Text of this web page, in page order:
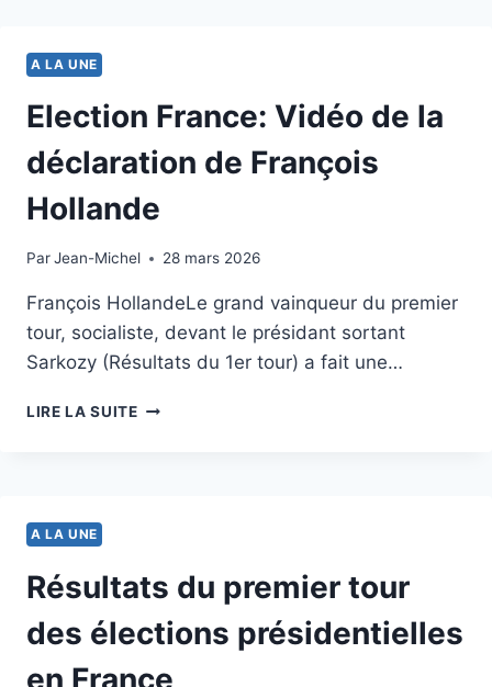
OU
A LA UNE
Election France: Vidéo de la
déclaration de François
Hollande
ParJean-Michel
22 avril 2012 28 mars 2026
François HollandeLe grand vainqueur du premier
tour, socialiste, devant le présidant sortant
Sarkozy (Résultats du 1er tour) a fait une…
LIRE LA SUITEELECTION
HOLLANDE
A LA UNE
Résultats du premier tour
des élections présidentielles
en France